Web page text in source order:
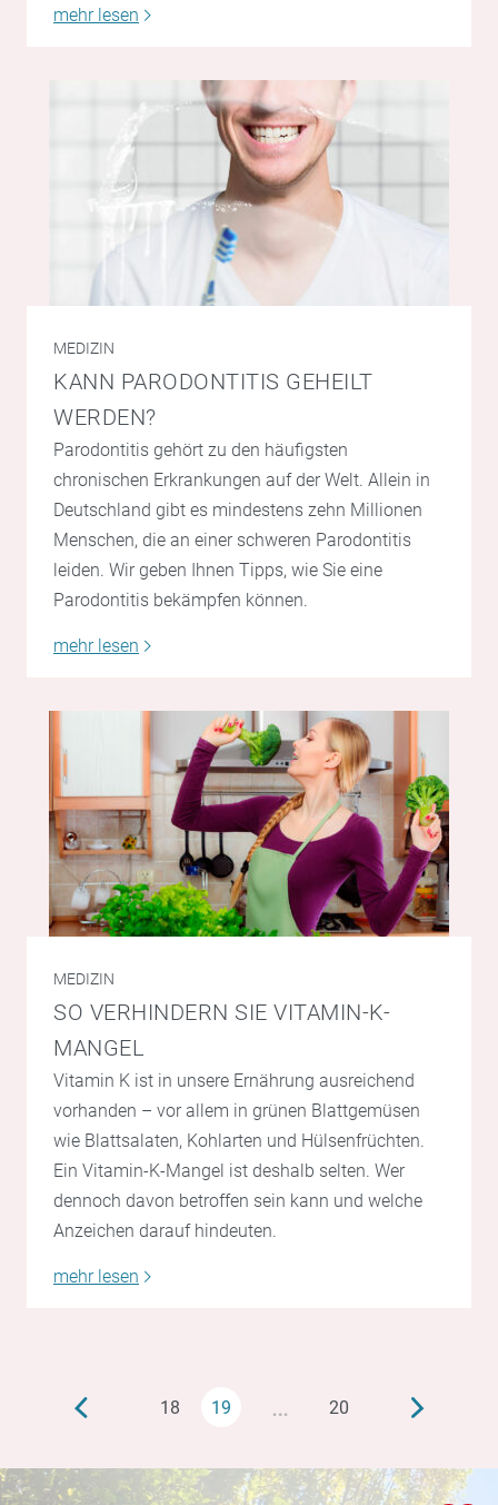
mehr lesen
MEDIZIN
KANN PARODONTITIS GEHEILT
WERDEN?
Parodontitis gehört zu den häufigsten
chronischen Erkrankungen auf der Welt. Allein in
Deutschland gibt es mindestens zehn Millionen
Menschen, die an einer schweren Parodontitis
leiden. Wir geben Ihnen Tipps, wie Sie eine
Parodontitis bekämpfen können.
mehr lesen
MEDIZIN
SO VERHINDERN SIE VITAMIN-K-
MANGEL
Vitamin K ist in unsere Ernährung ausreichend
vorhanden – vor allem in grünen Blattgemüsen
wie Blattsalaten, Kohlarten und Hülsenfrüchten.
Ein Vitamin-K-Mangel ist deshalb selten. Wer
dennoch davon betroffen sein kann und welche
Anzeichen darauf hindeuten.
mehr lesen
18 19 … 20